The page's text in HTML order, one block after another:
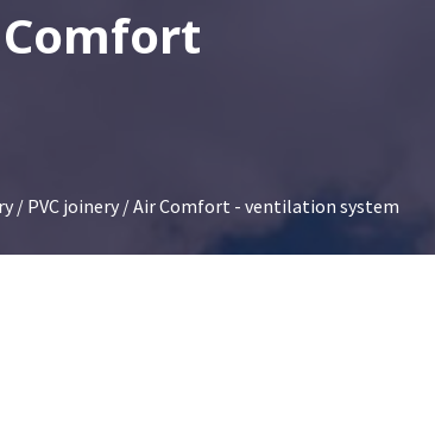
/ PVC joinery / Air Comfort - ventilation system